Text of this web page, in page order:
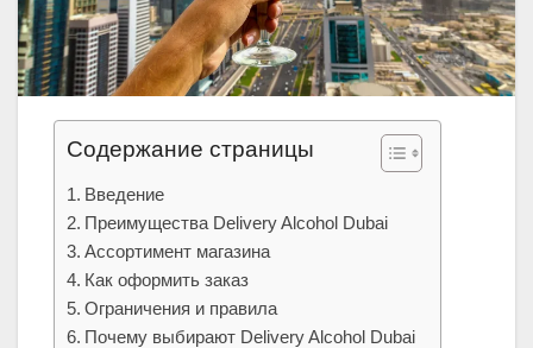
Содержание страницы
Введение
Преимущества Delivery Alcohol Dubai
Ассортимент магазина
Как оформить заказ
Ограничения и правила
Почему выбирают Delivery Alcohol Dubai